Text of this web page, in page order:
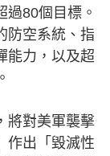
80個目標。
防空系統、指
能力，以及超
將對美軍襲擊
作出「毀滅性